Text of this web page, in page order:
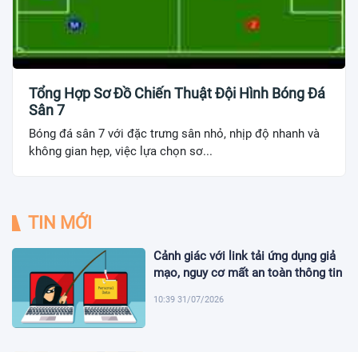
Tổng Hợp Sơ Đồ Chiến Thuật Đội Hình Bóng Đá
Sân 7
Bóng đá sân 7 với đặc trưng sân nhỏ, nhịp độ nhanh và
không gian hẹp, việc lựa chọn sơ...
TIN MỚI
Cảnh giác với link tải ứng dụng giả
mạo, nguy cơ mất an toàn thông tin
10:39 31/07/2026